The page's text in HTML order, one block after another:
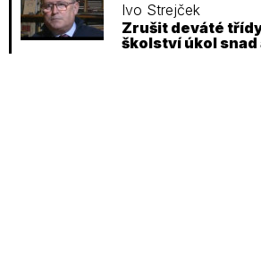
Ivo Strejček
Zrušit deváté
školství úkol snad